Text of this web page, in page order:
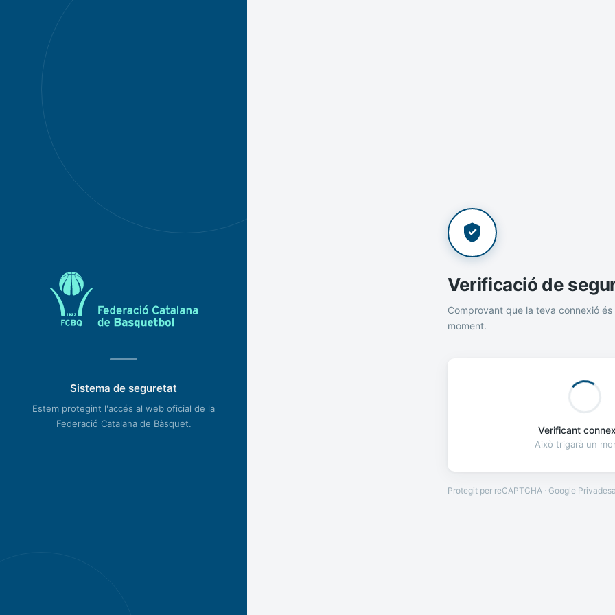
Sistema de seguretat
Estem protegint l'accés al web oficial de la
Federació Catalana de Bàsquet.
Verificació de
Comprovant que la teva connexió és
moment.
Verificant
Això trigarà un
Protegit per reCAPTCHA · Google Privadesa